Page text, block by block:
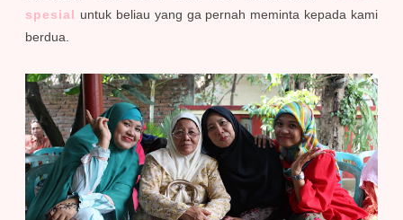
spesial untuk beliau yang ga pernah meminta kepada kami
berdua.